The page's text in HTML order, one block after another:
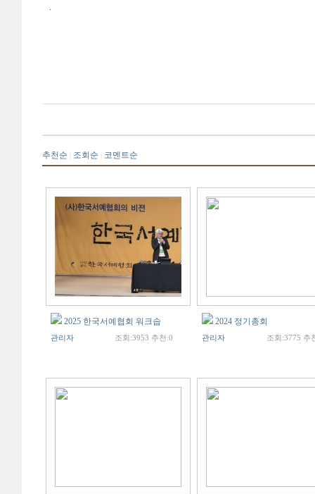
.
추천순 조회순 코멘트순
2025 한국서예협회 워크솝
관리자 조회:3953 추천:0
2024 정기총회
관리자 조회:3775 추